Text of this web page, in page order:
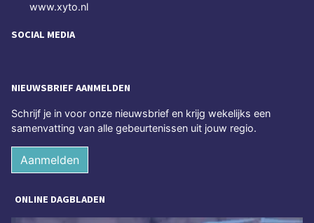
www.xyto.nl
SOCIAL MEDIA
NIEUWSBRIEF AANMELDEN
Schrijf je in voor onze nieuwsbrief en krijg wekelijks een
samenvatting van alle gebeurtenissen uit jouw regio.
Aanmelden
ONLINE DAGBLADEN